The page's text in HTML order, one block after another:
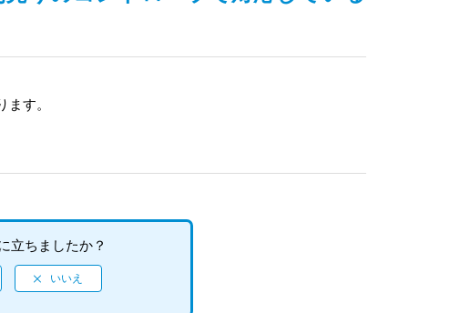
す。
立ちましたか？